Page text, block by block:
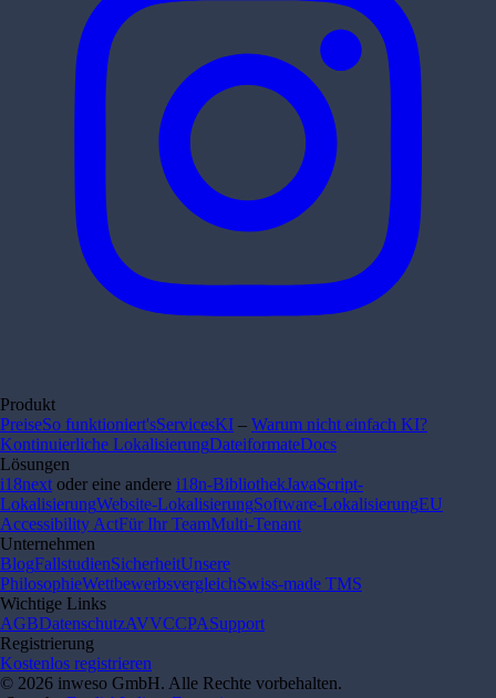
Produkt
PreiseSo funktioniert'sServicesKI – Warum nicht einfach KI?
Kontinuierliche LokalisierungDateiformateDocs
Lösungen
i18next oder eine andere i18n-BibliothekJavaScript-
LokalisierungWebsite-LokalisierungSoftware-LokalisierungEU
Accessibility ActFür Ihr TeamMulti-Tenant
Unternehmen
BlogFallstudienSicherheitUnsere
PhilosophieWettbewerbsvergleichSwiss-made TMS
Wichtige Links
AGBDatenschutzAVVCCPASupport
Registrierung
Kostenlos registrieren
© 2026 inweso GmbH. Alle Rechte vorbehalten.